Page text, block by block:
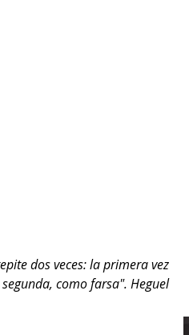
dos veces: la primera vez
como farsa". Heguel